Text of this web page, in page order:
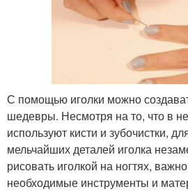
С помощью иголки можно
шедевры. Несмотря на то, что в
используют кисти и зубочистки,
мельчайших деталей иголка
рисовать иголкой на ногтях,
необходимые инструменты и